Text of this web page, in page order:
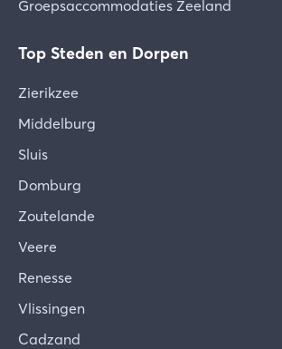
Groepsaccommodaties Zeeland
Top Steden en Dorpen
Zierikzee
Middelburg
Sluis
Domburg
Zoutelande
Veere
Renesse
Vlissingen
Cadzand